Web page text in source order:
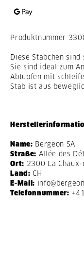
Produktnummer
Diese Stäbchen
Sie sind ideal zum
Abtupfen mit
Stab ist aus
Name: Bergeon SA
Straße: Allée des
Ort: 2300 La Chaux-
Land: CH
E-Mail:
Telefonnummer: